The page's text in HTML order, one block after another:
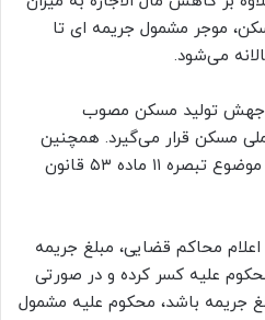
موجر مشمول جریمه ای تا
جهش تولید مسکن مصوب
ملی مسکن قرار می‌گیرد. همچنین
موجر مشمول معافیت مالیاتی موضوع تبصره ۱۱ ماده ۵۳ قانون
محاکم قضایی، مبلغ جریمه
علیه کسر کرده و در صورتی
جریمه باشد، محکوم علیه مشمول